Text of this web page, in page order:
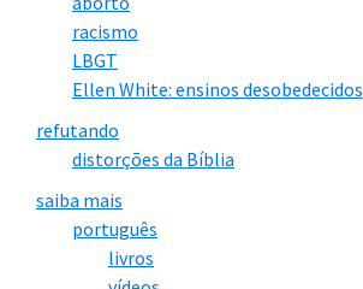
racismo
LBGT
Ellen White: ensinos desobedecidos
refutando
distorções da Bíblia
saiba mais
português
livros